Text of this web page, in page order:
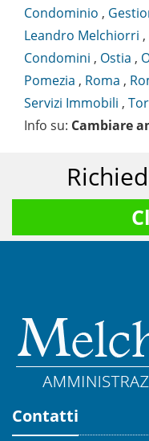
Condominio ,
Leandro Melchiorri ,
Condomini , Ostia ,
Pomezia , Roma ,
Servizi Immobili ,
Info su: Cambiare
Contatti